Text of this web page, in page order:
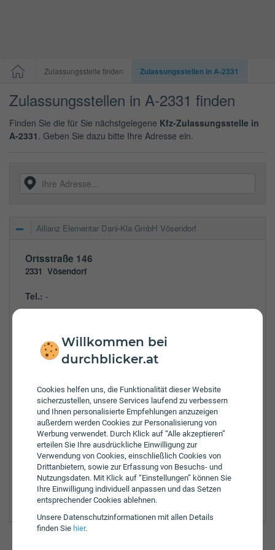
Willkommen bei
durchblicker.at
Cookies helfen uns, die Funktionalität dieser Website
sicherzustellen, unsere Services laufend zu verbessern
und Ihnen personalisierte Empfehlungen anzuzeigen
außerdem werden Cookies zur Personalisierung von
Werbung verwendet. Durch Klick auf “Alle akzeptieren”
erteilen Sie Ihre ausdrückliche Einwilligung zur
Verwendung von Cookies, einschließlich Cookies von
Drittanbietern, sowie zur Erfassung von Besuchs- und
Nutzungsdaten. Mit Klick auf “Einstellungen” können Sie
Ihre Einwilligung individuell anpassen und das Setzen
entsprechender Cookies ablehnen.
Unsere Daten­schutz­informationen mit allen Details
finden Sie hier.
Zulassungsstelle finden Zulassungsstellen in A-2331
Zulassungsstellen in A-2331 finden
Finden Sie die für Sie nächstgelegene Kfz-Zulassungsstelle in
A-2331 . Geben Sie dazu bitte Ihre Adresse ein.
Allianz Elementar Dani-Kla GmbH Vösendorf
Ortsstraße 146
2331 Vösendorf
Tel.: -
Bruck an der Leitha
Baden
Gänserndorf
Korneuburg
Mödling
Neunkirchen
Sankt Pölten
Sankt Pölten Land
Schwechat
Tulln
Wiener Neustadt Bezirk
Wiener Neustadt